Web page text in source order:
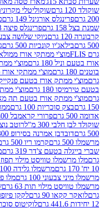
שוקוליטלי מקרונים תות שדה 90 גרם
אורגינל 149 גרם
פרינגלס ברביקיו
פרינגלס פיצה 158 גרם
ניוקי שלושה צבעים 500 גרם
קונכיות 500 גרם
ממתקי אורז ממולאים בטעם שוקולד
גרם
מוצ'י ממתקי אורז
אורז בטעם פנקייק עם מייפל 180 גרם
גרם
אורז בטעם תה מאצ'ה וחלב 180 גרם
סוכריות 100 גרם
ממרח דובאי פטל
פרורי קראמבל 400 גרם
רוטב
300 מ"ל
רוטב נוצ'יטלו חלבי 300 מ"ל
אמרנה בסירופ 300 גרם
מילוי
קרמו ריו 500 גרם
קרם פטל
צ'דר 319 גרם
טוויסט מילוי תפוז 63 גרם
מרשמלו גלידה 100 גרם
מרשמלו
100 גרם
מלו פלוס מרשמלו
מילוי תות 63 גרם
שוקולד דובאי 60
90 גרם
לקקן פיןפופ 10 יח' 170 גרם